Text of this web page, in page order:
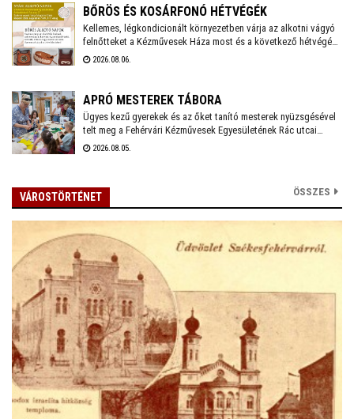
különlegességekkel.
BŐRÖS ÉS KOSÁRFONÓ HÉTVÉGÉK
Kellemes, légkondicionált környezetben várja az alkotni vágyó
felnőtteket a Kézművesek Háza most és a következő hétvégén.
Augusztus 7-9-e között bőrös napokat, majd augusztus 15-17-
2026.08.06.
APRÓ MESTEREK TÁBORA
Ügyes kezű gyerekek és az őket tanító mesterek nyüzsgésével
telt meg a Fehérvári Kézművesek Egyesületének Rác utcai
portája. Ezen a héten zajlik a Gyermekműhely alkotótábor
2026.08.05.
VÁROSTÖRTÉNET ÖSSZES